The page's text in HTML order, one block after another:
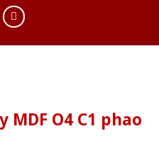
MDF O4 C1 phao